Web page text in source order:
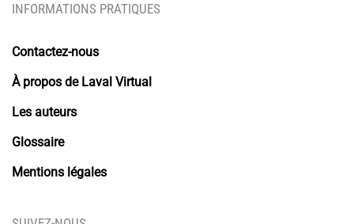
INFORMATIONS PRATIQUES
Contactez-nous
À propos de Laval Virtual
Les auteurs
Glossaire
Mentions légales